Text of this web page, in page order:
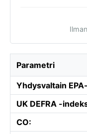
Parametri
Yhdysvaltain
UK DEFRA -
CO: